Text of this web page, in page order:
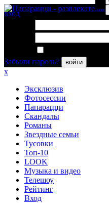
вход
Забыли пароль?
войти
x
Эксклюзив
Фотосессии
Папарацци
Скандалы
Романы
Звездные семьи
Тусовки
Топ-10
LOOK
Музыка и видео
Телешоу
Рейтинг
Вход